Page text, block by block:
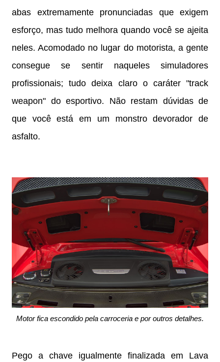
abas extremamente pronunciadas que exigem
esforço, mas tudo melhora quando você se ajeita
neles. Acomodado no lugar do motorista, a gente
consegue se sentir naqueles simuladores
profissionais; tudo deixa claro o caráter "track
weapon" do esportivo. Não restam dúvidas de
que você está em um monstro devorador de
asfalto.
Motor fica escondido pela carroceria e por outros detalhes.
Pego a chave igualmente finalizada em Lava